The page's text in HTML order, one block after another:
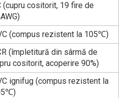
(cupru cositorit, 19 fire de
(compus rezistent la 105℃)
(împletitură din sârmă de
cositorit, acoperire 90%)
ignifug (compus rezistent la